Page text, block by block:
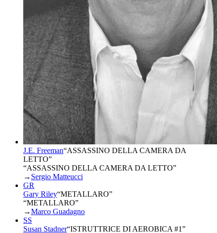
J.E. Freeman“ASSASSINO DELLA CAMERA DA
LETTO”
“ASSASSINO DELLA CAMERA DA LETTO”
→ Sergio Matteucci
GR
Gary Riley“METALLARO”
“METALLARO”
→Marco Guadagno
SS
Susan Stadner“ISTRUTTRICE DI AEROBICA #1”